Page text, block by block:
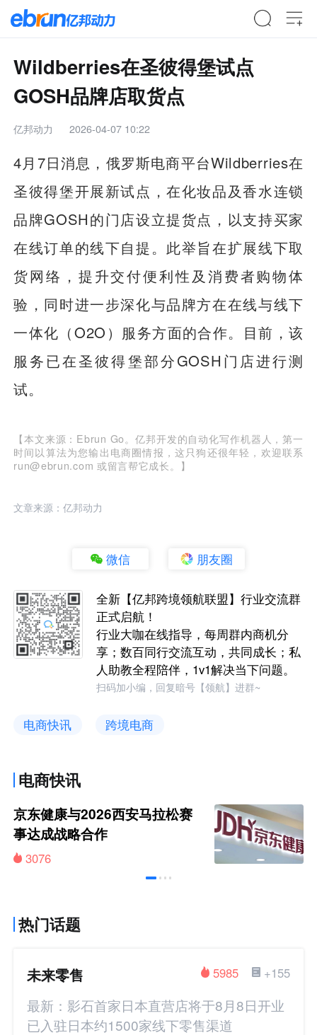
Wildberries在圣彼得堡试点
GOSH品牌店取货点
亿邦动力 2026-04-07 10:22
4月7日消息，俄罗斯电商平台Wildberries在
圣彼得堡开展新试点，在化妆品及香水连锁
品牌GOSH的门店设立提货点，以支持买家
在线订单的线下自提。此举旨在扩展线下取
货网络，提升交付便利性及消费者购物体
验，同时进一步深化与品牌方在在线与线下
一体化（O2O）服务方面的合作。目前，该
服务已在圣彼得堡部分GOSH门店进行测
试。
【本文来源：Ebrun Go。亿邦开发的自动化写作机器人，第一
时间以算法为您输出电商圈情报，这只狗还很年轻，欢迎联系
run@ebrun.com 或留言帮它成长。】
文章来源：亿邦动力
微信 朋友圈
全新【亿邦跨境领航联盟】行业交流群
正式启航！
行业大咖在线指导，每周群内商机分
享；数百同行交流互动，共同成长；私
人助教全程陪伴，1v1解决当下问题。
扫码加小编，回复暗号【领航】进群~
电商快讯 跨境电商
电商快讯
京东健康与2026西安马拉松赛
事达成战略合作
3076
热门话题
未来零售 +155
5985
最新：影石首家日本直营店将于8月8日开业
已入驻日本约1500家线下零售渠道